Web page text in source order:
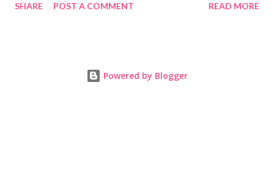
tăng. Tuy nhiên, để tìm ra được các thiết bị đáp ứng tốt nhu cầu
ngày càng phát triển, livestream đã trở thành một phương thức
SHARE POST A COMMENT READ MORE
Powered by Blogger